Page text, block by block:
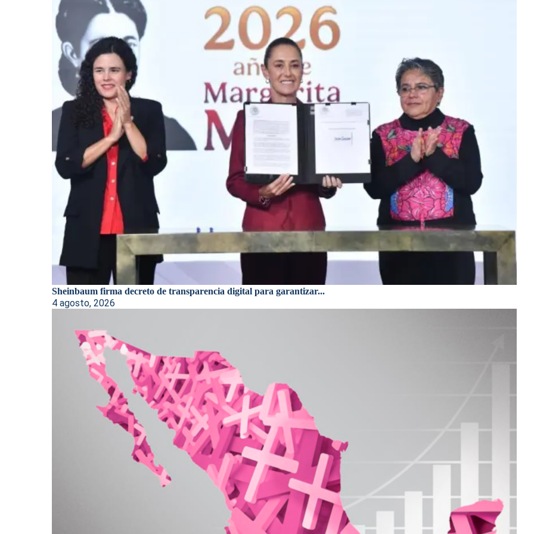
Sheinbaum firma decreto de transparencia digital para garantizar...
4 agosto, 2026